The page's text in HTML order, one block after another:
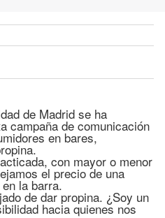
de Madrid se ha
campaña de comunicación
en bares,
con mayor o menor
el precio de una
la barra.
de dar propina. ¿Soy un
hacia quienes nos